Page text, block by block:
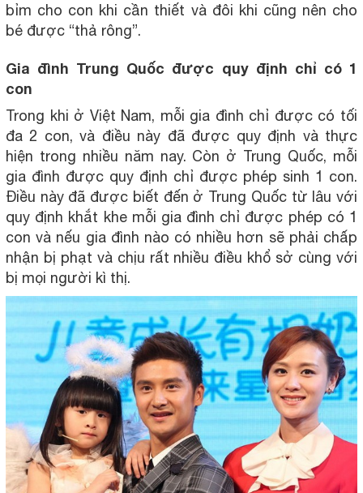
bỉm cho con khi cần thiết và đôi khi cũng nên cho
bé được “thả rông”.
Gia đình Trung Quốc được quy định chỉ có 1
con
Trong khi ở Việt Nam, mỗi gia đình chỉ được có tối
đa 2 con, và điều này đã được quy định và thực
hiện trong nhiều năm nay. Còn ở Trung Quốc, mỗi
gia đình được quy định chỉ được phép sinh 1 con.
Điều này đã được biết đến ở Trung Quốc từ lâu với
quy định khắt khe mỗi gia đình chỉ được phép có 1
con và nếu gia đình nào có nhiều hơn sẽ phải chấp
nhận bị phạt và chịu rất nhiều điều khổ sở cùng với
bị mọi người kì thị.